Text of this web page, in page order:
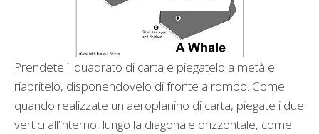
Prendete il quadrato di carta e piegatelo a metà e
riapritelo, disponendovelo di fronte a rombo. Come
quando realizzate un aeroplanino di carta, piegate i due
vertici all’interno, lungo la diagonale orizzontale, come